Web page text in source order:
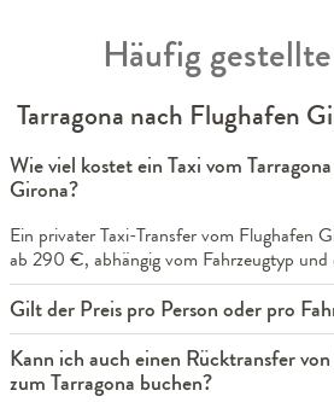
Häufig
Tarragona nach Flughafen
Wie viel kostet ein Taxi vom
Girona?
Ein privater Taxi-Transfer vom Flughafen
ab 290 €, abhängig vom Fahrzeugtyp und
Gilt der Preis pro Person oder pro
Kann ich auch einen Rücktransfer
zum Tarragona buchen?